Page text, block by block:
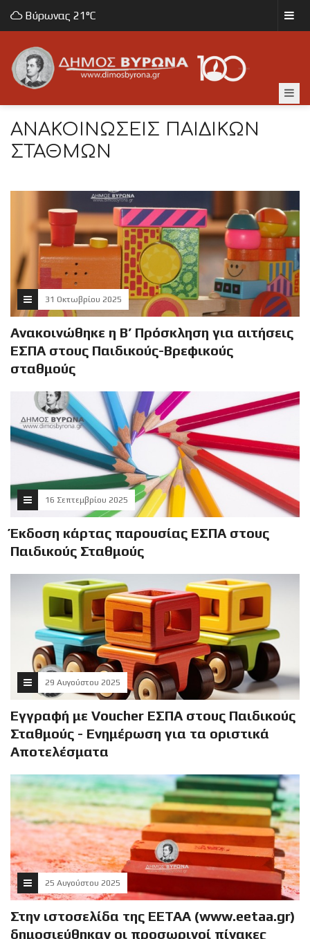
Βύρωνας 21°C
ΑΝΑΚΟΙΝΏΣΕΙΣ ΠΑΙΔΙΚΏΝ
ΣΤΑΘΜΏΝ
31 Οκτωβρίου 2025
Ανακοινώθηκε η Β’ Πρόσκληση για αιτήσεις
ΕΣΠΑ στους Παιδικούς-Βρεφικούς
σταθμούς
16 Σεπτεμβρίου 2025
Έκδοση κάρτας παρουσίας ΕΣΠΑ στους
Παιδικούς Σταθμούς
29 Αυγούστου 2025
Εγγραφή με Voucher ΕΣΠΑ στους Παιδικούς
Σταθμούς - Ενημέρωση για τα οριστικά
Αποτελέσματα
25 Αυγούστου 2025
Στην ιστοσελίδα της ΕΕΤΑΑ (www.eetaa.gr)
δημοσιεύθηκαν οι προσωρινοί πίνακες